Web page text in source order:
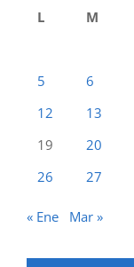
L
M
5
6
12
13
19
20
26
27
« Ene Mar »